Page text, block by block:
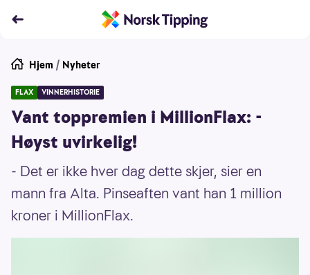
Hjem / Nyheter
FLAX VINNERHISTORIE
Vant toppremien i MillionFlax: -
Høyst uvirkelig!
- Det er ikke hver dag dette skjer, sier en
mann fra Alta. Pinseaften vant han 1 million
kroner i MillionFlax.